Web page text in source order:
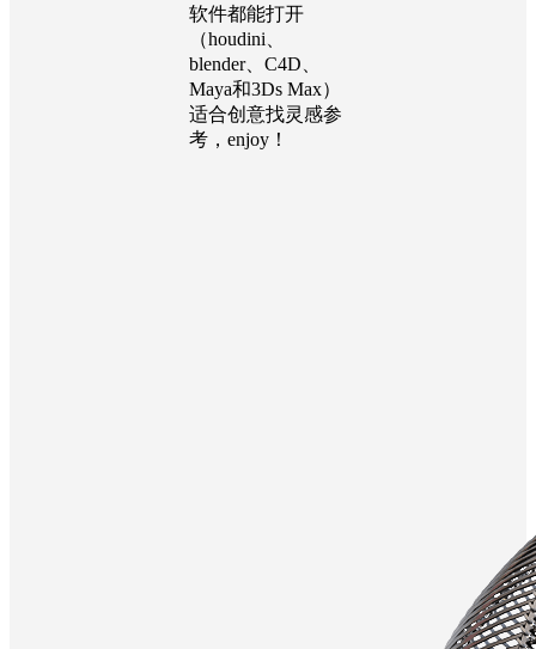
软件都能打开
（houdini、
blender、C4D、
Maya和3Ds Max）
适合创意找灵感参
考，enjoy！